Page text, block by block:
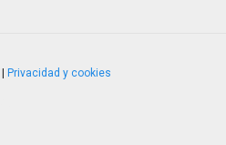
Privacidad y cookies